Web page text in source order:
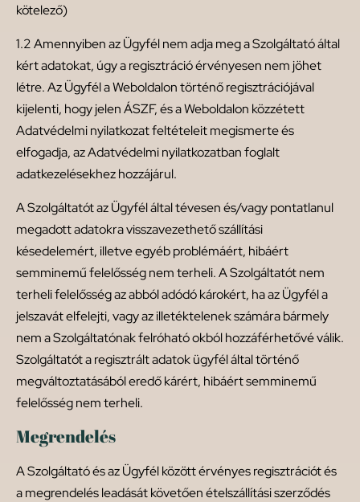
kötelező)
1.2 Amennyiben az Ügyfél nem adja meg a Szolgáltató által
kért adatokat, úgy a regisztráció érvényesen nem jöhet
létre. Az Ügyfél a Weboldalon történő regisztrációjával
kijelenti, hogy jelen ÁSZF, és a Weboldalon közzétett
Adatvédelmi nyilatkozat feltételeit megismerte és
elfogadja, az Adatvédelmi nyilatkozatban foglalt
adatkezelésekhez hozzájárul.
A Szolgáltatót az Ügyfél által tévesen és/vagy pontatlanul
megadott adatokra visszavezethető szállítási
késedelemért, illetve egyéb problémáért, hibáért
semminemű felelősség nem terheli. A Szolgáltatót nem
terheli felelősség az abból adódó károkért, ha az Ügyfél a
jelszavát elfelejti, vagy az illetéktelenek számára bármely
nem a Szolgáltatónak felróható okból hozzáférhetővé válik.
Szolgáltatót a regisztrált adatok ügyfél által történő
megváltoztatásából eredő kárért, hibáért semminemű
felelősség nem terheli.
Megrendelés
A Szolgáltató és az Ügyfél között érvényes regisztrációt és
a megrendelés leadását követően ételszállítási szerződés